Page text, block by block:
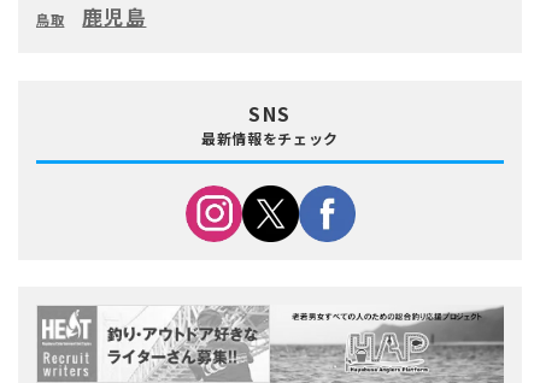
鳥取 鹿児島
SNS
最新情報をチェック